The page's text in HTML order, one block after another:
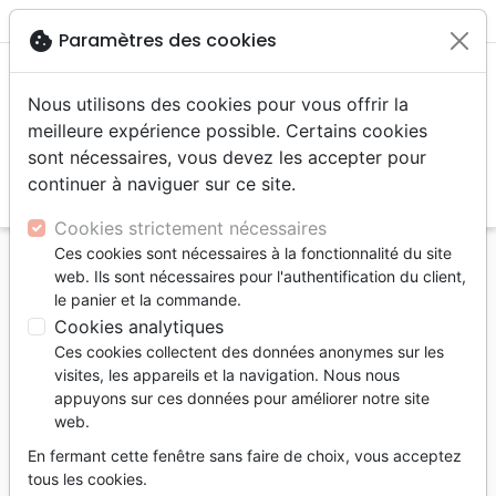
menu
Accueil Livres Bandes dessinées
Bandes dessinées
Filtrer tune
Adolescents,
jeunes
Jeunesse
Bandes
cookie Paramètres des cookies
Nous utilisons des cookies pour vous offrir la
meilleure expérience possible. Certains cookies
sont nécessaires, vous devez les accepter pour
continuer à naviguer sur ce site.
Cookies strictement nécessaires
Ces cookies sont nécessaires à la fonctionnalité du site
web. Ils sont nécessaires pour l'authentification du client,
le panier et la commande.
Cookies analytiques
Ces cookies collectent des données anonymes sur les
visites, les appareils et la navigation. Nous nous
appuyons sur ces données pour améliorer notre site
web.
En fermant cette fenêtre sans faire de choix, vous acceptez
tous les cookies.